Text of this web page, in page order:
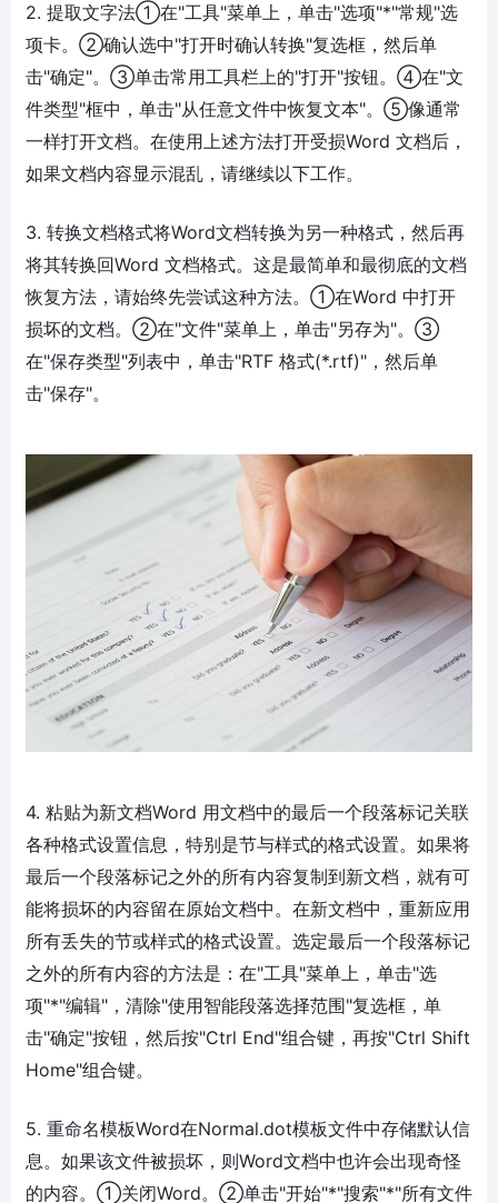
2. 提取文字法①在"工具"菜单上，单击"选项"*"常规"选
项卡。②确认选中"打开时确认转换"复选框，然后单
击"确定"。③单击常用工具栏上的"打开"按钮。④在"文
件类型"框中，单击"从任意文件中恢复文本"。⑤像通常
一样打开文档。在使用上述方法打开受损Word 文档后，
如果文档内容显示混乱，请继续以下工作。
3. 转换文档格式将Word文档转换为另一种格式，然后再
将其转换回Word 文档格式。这是最简单和最彻底的文档
恢复方法，请始终先尝试这种方法。①在Word 中打开
损坏的文档。②在"文件"菜单上，单击"另存为"。③
在"保存类型"列表中，单击"RTF 格式(*.rtf)"，然后单
击"保存"。
4. 粘贴为新文档Word 用文档中的最后一个段落标记关联
各种格式设置信息，特别是节与样式的格式设置。如果将
最后一个段落标记之外的所有内容复制到新文档，就有可
能将损坏的内容留在原始文档中。在新文档中，重新应用
所有丢失的节或样式的格式设置。选定最后一个段落标记
之外的所有内容的方法是：在"工具"菜单上，单击"选
项"*"编辑"，清除"使用智能段落选择范围"复选框，单
击"确定"按钮，然后按"Ctrl End"组合键，再按"Ctrl Shift
Home"组合键。
5. 重命名模板Word在Normal.dot模板文件中存储默认信
息。如果该文件被损坏，则Word文档中也许会出现奇怪
的内容。①关闭Word。②单击"开始"*"搜索"*"所有文件